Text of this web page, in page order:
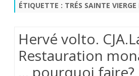
ÉTIQUETTE : TRÉS SAINTE VIERGE
Hervé volto.
Restauration
… pourquoi faire?